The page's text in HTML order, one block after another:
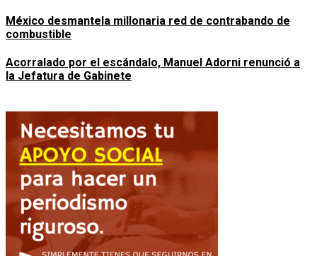
México desmantela millonaria red de contrabando de
combustible
Acorralado por el escándalo, Manuel Adorni renunció a
la Jefatura de Gabinete